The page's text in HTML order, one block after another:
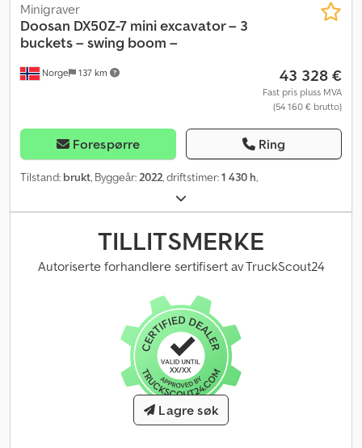
Norge 137 km
Minigraver
Doosan DX50Z-7 mini excavator – 3
buckets – swing boom –
43 328 €
Fast pris pluss MVA
(54 160 € brutto)
Forespørre Ring
Tilstand: brukt, Byggeår:2022, driftstimer:1 430 h,
TILLITSMERKE
Autoriserte forhandlere sertifisert av TruckScout24
Lagre søk